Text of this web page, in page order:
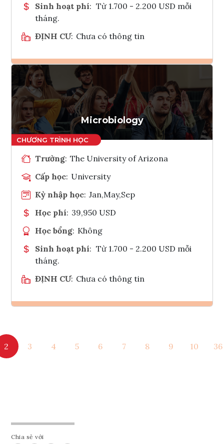
Sinh hoạt phí: Từ 1.700 - 2.200 USD mỗi
tháng.
ĐỊNH CƯ: Chưa có thông tin
Ghi danh
Tham vấn Interlink
Microbiology
Trường: The University of Arizona
Cấp học: University
Kỳ nhập học: Jan,May,Sep
Học phí: 39,950 USD
Học bổng: Không
Sinh hoạt phí: Từ 1.700 - 2.200 USD mỗi
tháng.
ĐỊNH CƯ: Chưa có thông tin
Tham vấn Interlink
2 3 4 5 6 7 8 9 10 36
Chia sẻ với